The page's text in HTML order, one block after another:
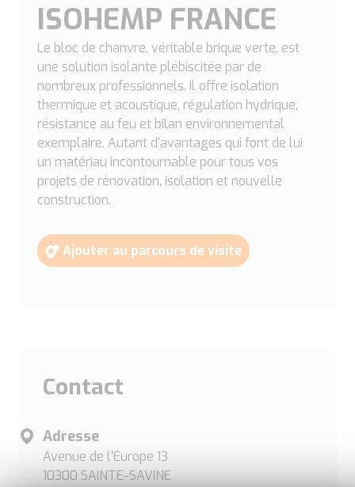
ISOHEMP FRANCE
Le bloc de chanvre, véritable brique verte, est
une solution isolante plébiscitée par de
nombreux professionnels. Il offre isolation
thermique et acoustique, régulation hydrique,
résistance au feu et bilan environnemental
exemplaire. Autant d'avantages qui font de lui
un matériau incontournable pour tous vos
projets de rénovation, isolation et nouvelle
construction.
Ajouter au parcours de visite
Contact
Adresse
Avenue de l'Europe 13
10300 SAINTE-SAVINE